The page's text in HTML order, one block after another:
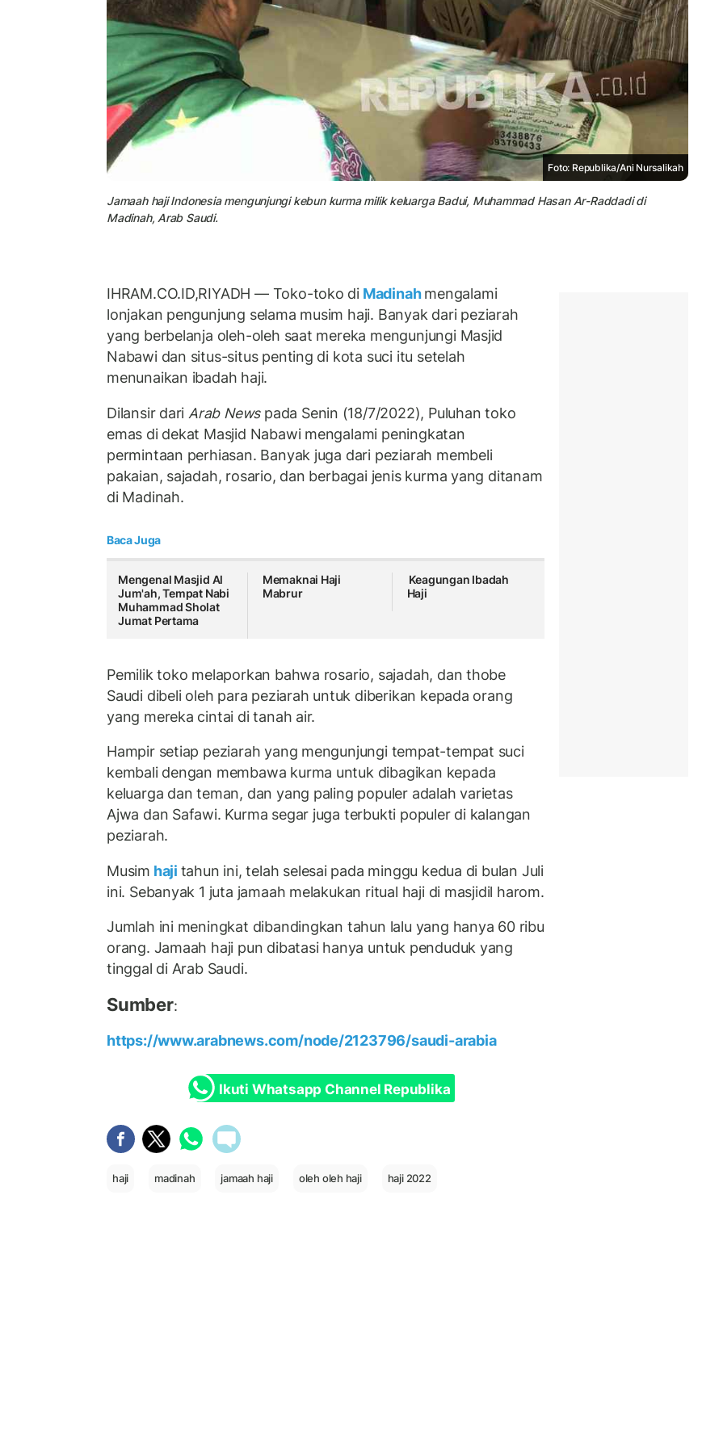
Foto: Republika/Ani Nursalikah
Jamaah haji Indonesia mengunjungi kebun kurma milik keluarga Badui, Muhammad Hasan Ar-Raddadi di
Madinah, Arab Saudi.
IHRAM.CO.ID,RIYADH — Toko-toko di Madinahmengalami
lonjakan pengunjung selama musim haji. Banyak dari peziarah
yang berbelanja oleh-oleh saat mereka mengunjungi Masjid
Nabawi dan situs-situs penting di kota suci itu setelah
menunaikan ibadah haji.
Dilansir dari Arab Newspada Senin (18/7/2022), Puluhan toko
emas di dekat Masjid Nabawi mengalami peningkatan
permintaan perhiasan. Banyak juga dari peziarah membeli
pakaian, sajadah, rosario, dan berbagai jenis kurma yang ditanam
di Madinah.
Baca Juga
Mengenal Masjid Al
Jum'ah, Tempat Nabi
Muhammad Sholat
Jumat Pertama
Memaknai Haji
Mabrur
Keagungan Ibadah
Haji
Pemilik toko melaporkan bahwa rosario, sajadah, dan thobe
Saudi dibeli oleh para peziarah untuk diberikan kepada orang
yang mereka cintai di tanah air.
Hampir setiap peziarah yang mengunjungi tempat-tempat suci
kembali dengan membawa kurma untuk dibagikan kepada
keluarga dan teman, dan yang paling populer adalah varietas
Ajwa dan Safawi. Kurma segar juga terbukti populer di kalangan
peziarah.
Musim haji tahun ini, telah selesai pada minggu kedua di bulan Juli
ini. Sebanyak 1 juta jamaah melakukan ritual haji di masjidil harom.
Jumlah ini meningkat dibandingkan tahun lalu yang hanya 60 ribu
orang. Jamaah haji pun dibatasi hanya untuk penduduk yang
tinggal di Arab Saudi.
Sumber:
https://www.arabnews.com/node/2123796/saudi-arabia
Ikuti Whatsapp Channel Republika
haji madinah jamaah haji oleh oleh haji haji 2022